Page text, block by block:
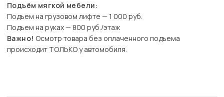
Подъём мягкой мебели:
Подъем на грузовом лифте — 1 000 руб.
Подъем на руках — 800 руб./этаж
Важно! Осмотр товара без оплаченного подъема
происходит ТОЛЬКО у автомобиля.